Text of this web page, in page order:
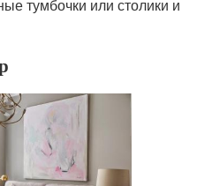
тумбочки или столики и